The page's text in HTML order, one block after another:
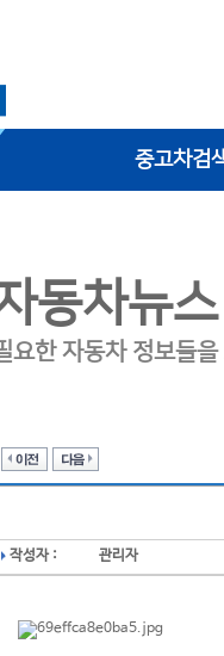
중고차검
동차뉴스
요한 자동차 정보들
작성자 : 관리자